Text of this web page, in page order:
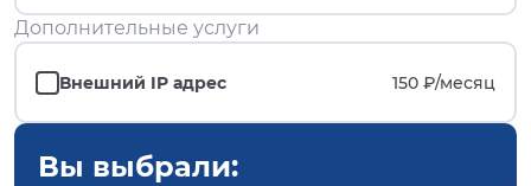
Дополнительные услуги
Внешний IP адрес 150 ₽/месяц
Вы выбрали: